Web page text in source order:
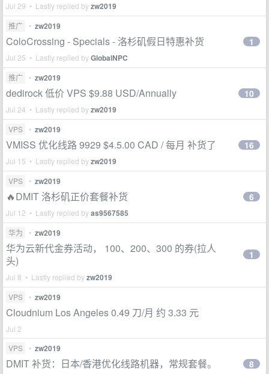
Jul 29 • Lastly replied byzw2019
推广 • zw2019
ColoCrossing - Specials - 洛杉矶假日特惠补货
Jul 25 • Lastly replied byGlobalNPC
1
推广 • zw2019
dedirock 低价 VPS $9.88 USD/Annually
Jul 24 • Lastly replied byzw2019
10
VPS • zw2019
VMISS 优化线路 9929 $4.5.00 CAD / 每月 补货了
Jul 15 • Lastly replied byzw2019
16
VPS • zw2019
🔥DMIT 洛杉矶正价套餐补货
Jul 12 • Lastly replied byas9567585
6
华为 • zw2019
华为云新代金券活动， 100、200、300 的券(拉人
头)
Jul 8 • Lastly replied byzw2019
1
VPS • zw2019
Cloudnium Los Angeles 0.49 刀/月 约 3.33 元
Jul 2
VPS
• zw2019
DMIT 补货：日本/香港优化线路机器，常规套餐。 8